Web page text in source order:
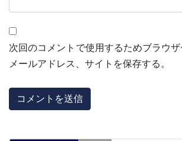
次回のコメントで使用するためブラウザ
メールアドレス、サイトを保存する。